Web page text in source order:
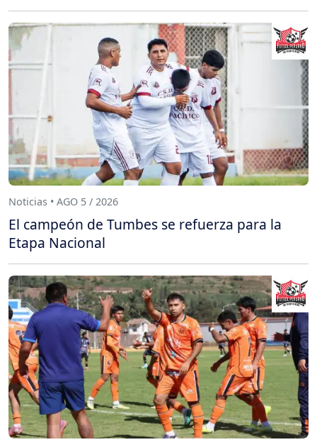
Noticias • AGO 5 / 2026
El campeón de Tumbes se refuerza para la
Etapa Nacional